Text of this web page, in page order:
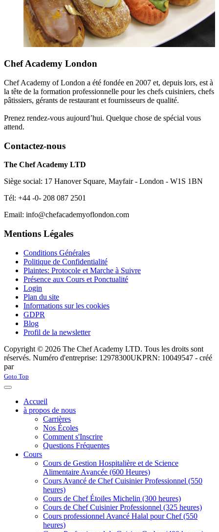
Chef Academy London
Chef Academy of London a été fondée en 2007 et, depuis lors, est à
la tête de la formation professionnelle pour les chefs cuisiniers, chefs
pâtissiers, gérants de restaurant et fournisseurs de qualité.
Prenez rendez-vous aujourd’hui. Quelque chose de spécial vous
attend.
Contactez-nous
The Chef Academy LTD
Siège social: 17 Hanover Square, Mayfair - London - W1S 1BN
Tél: +44 -0- 208 087 2501
Email: info@chefacademyoflondon.com
Mentions Légales
Conditions Générales
Politique de Confidentialité
Plaintes: Protocole et Marche à Suivre
Présence aux Cours et Ponctualité
Login
Plan du site
Informations sur les cookies
GDPR
Blog
Profil de la newsletter
Copyright © 2026 The Chef Academy LTD. Tous les droits sont
réservés. Numéro d'entreprise: 12978300UKPRN: 10049547 - créé
par
Joomla! 3 Templates
Goto Top
Accueil
à propos de nous
Carrières
Nos Écoles
Comment s'Inscrire
Questions Fréquentes
Cours
Cours de Gestion Hospitalière et de Science
Alimentaire Avancée (600 Heures)
Cours Avancé de Chef Cuisinier Professionnel (550
heures)
Cours de Chef Étoiles Michelin (300 heures)
Cours de Chef Cuisinier Professionnel (325 heures)
Cours professionnel Avancé Halal pour Chef (550
heures)